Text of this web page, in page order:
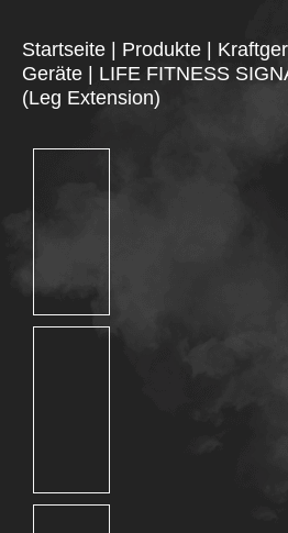
Startseite Produkte
Geräte
LIFE FITNESS
(Leg Extension)